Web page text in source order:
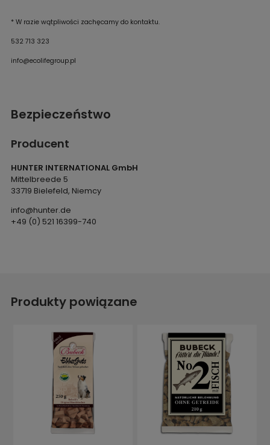
* W razie wątpliwości zachęcamy do kontaktu.
532 713 323
info@ecolifegroup.pl
Bezpieczeństwo
Producent
HUNTER INTERNATIONAL GmbH
Mittelbreede 5
33719 Bielefeld, Niemcy
info@hunter.de
+49 (0) 521 16399-740
Produkty powiązane